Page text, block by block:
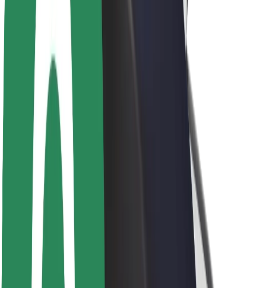
Om Bolt
Bærekraft hos Bolt
Prosjekt Zero
Blogg
Nyhetsrom
Retningslinjer for varemerke
Oppdrag
Investorrelasjoner
Ledelse
Merkevare
Media
Sikkerhet
Sikkerhet for passasjer